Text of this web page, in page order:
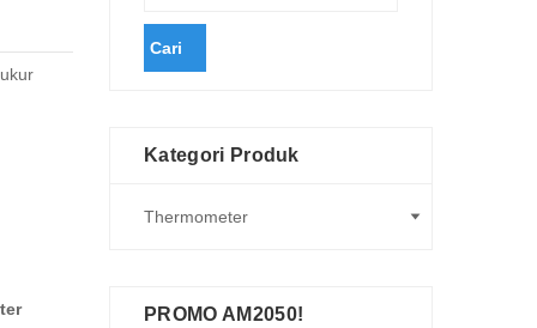
Cari
Kategori Produk
PROMO AM2050!